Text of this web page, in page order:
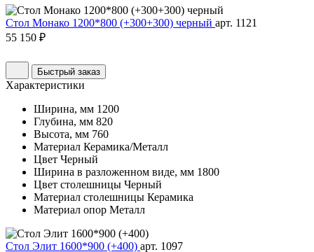
Стол Монако 1200*800 (+300+300) черный арт. 1121
55 150 ₽
Быстрый заказ
Характеристики
Ширина, мм 1200
Глубина, мм 820
Высота, мм 760
Материал Керамика/Металл
Цвет Черный
Ширина в разложенном виде, мм 1800
Цвет столешницы Черный
Материал столешницы Керамика
Материал опор Металл
Стол Элит 1600*900 (+400) арт. 1097